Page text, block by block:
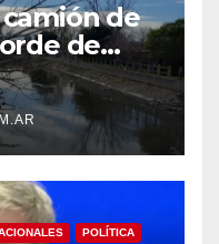
de
de
Piedras
POLÍTICA